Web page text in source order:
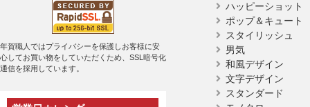
年賀職人ではプライバシーを保護しお客様に安
心してお買い物をしていただくため、SSL暗号化
通信を採用しています。
ハッピーショット
ポップ＆キュート
スタイリッシュ
男気
和風デザイン
文字デザイン
スタンダード